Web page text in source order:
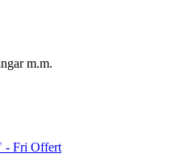
m.m.
- Fri Offert